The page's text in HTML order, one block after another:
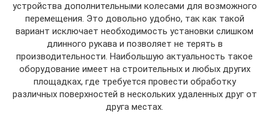
устройства дополнительными колесами для возможного
перемещения. Это довольно удобно, так как такой
вариант исключает необходимость установки слишком
длинного рукава и позволяет не терять в
производительности. Наибольшую актуальность такое
оборудование имеет на строительных и любых других
площадках, где требуется провести обработку
различных поверхностей в нескольких удаленных друг от
друга местах.